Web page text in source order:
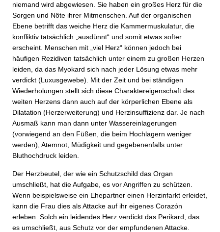
niemand wird abgewiesen. Sie haben ein großes Herz für die
Sorgen und Nöte ihrer Mitmenschen. Auf der organischen
Ebene betrifft das weiche Herz die Kammermuskulatur, die
konfliktiv tatsächlich „ausdünnt“ und somit etwas softer
erscheint. Menschen mit „viel Herz“ können jedoch bei
häufigen Rezidiven tatsächlich unter einem zu großen Herzen
leiden, da das Myokard sich nach jeder Lösung etwas mehr
verdickt (Luxusgewebe). Mit der Zeit und bei ständigen
Wiederholungen stellt sich diese Charaktereigenschaft des
weiten Herzens dann auch auf der körperlichen Ebene als
Dilatation (Herzerweiterung) und Herzinsuffizienz dar. Je nach
Ausmaß kann man dann unter Wassereinlagerungen
(vorwiegend an den Füßen, die beim Hochlagern weniger
werden), Atemnot, Müdigkeit und gegebenenfalls unter
Bluthochdruck leiden.
Der Herzbeutel, der wie ein Schutzschild das Organ
umschließt, hat die Aufgabe, es vor Angriffen zu schützen.
Wenn beispielsweise ein Ehepartner einen Herzinfarkt erleidet,
kann die Frau dies als Attacke auf ihr eigenes Corazón
erleben. Solch ein leidendes Herz verdickt das Perikard, das
es umschließt, aus Schutz vor der empfundenen Attacke.